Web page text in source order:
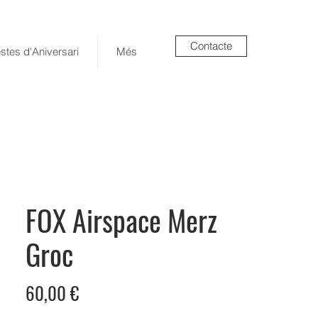
d'Aniversari Més Contacte
FOX Airspace Merz
Groc
60,00 €Price